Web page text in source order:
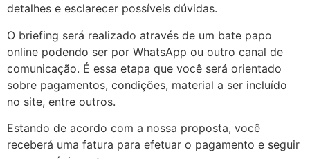
detalhes e esclarecer possíveis dúvidas.
O briefing será realizado através de um bate papo
online podendo ser por WhatsApp ou outro canal de
comunicação. É essa etapa que você será orientado
sobre pagamentos, condições, material a ser incluído
no site, entre outros.
Estando de acordo com a nossa proposta, você
receberá uma fatura para efetuar o pagamento e seguir